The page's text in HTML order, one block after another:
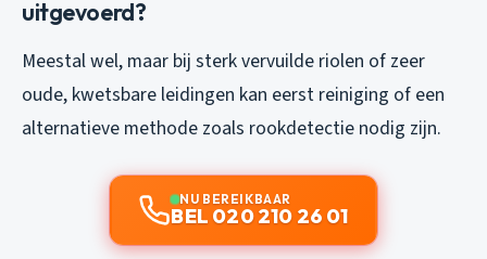
uitgevoerd?
Meestal wel, maar bij sterk vervuilde riolen of zeer
oude, kwetsbare leidingen kan eerst reiniging of een
alternatieve methode zoals rookdetectie nodig zijn.
NU BEREIKBAAR
BEL 020 210 26 01